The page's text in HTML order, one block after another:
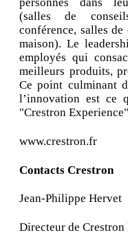
(salles de
conférence, salles
maison). Le
employés qui
meilleurs produits,
Ce point culminant
l’innovation est ce
"Crestron
www.crestron.fr
Contacts Crestron
Jean-Philippe Hervet
Directeur de Crestron